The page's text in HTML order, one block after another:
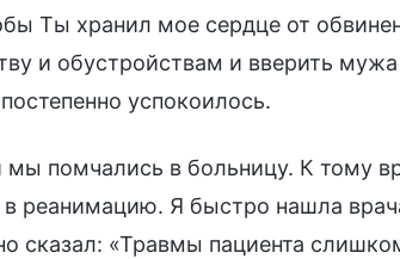
Ты хранил мое сердце от
и обустройствам и вверить
успокоилось.
мы помчались в больницу. К тому
реанимацию. Я быстро нашла
сказал: «Травмы пациента